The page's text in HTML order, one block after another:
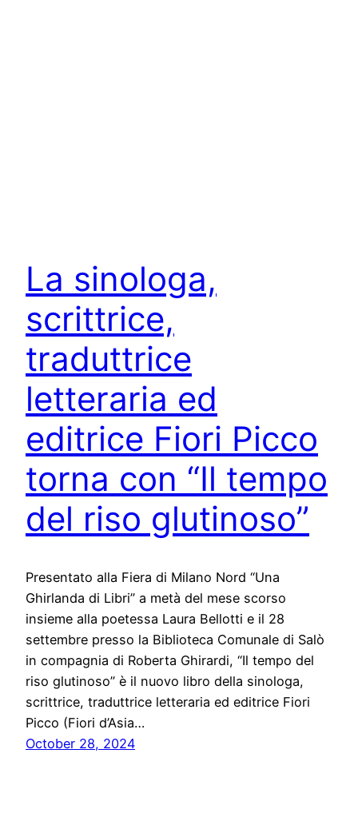
La sinologa,
scrittrice,
traduttrice
letteraria ed
editrice Fiori Picco
torna con “Il tempo
del riso glutinoso”
Presentato alla Fiera di Milano Nord “Una
Ghirlanda di Libri” a metà del mese scorso
insieme alla poetessa Laura Bellotti e il 28
settembre presso la Biblioteca Comunale di Salò
in compagnia di Roberta Ghirardi, “Il tempo del
riso glutinoso” è il nuovo libro della sinologa,
scrittrice, traduttrice letteraria ed editrice Fiori
Picco (Fiori d’Asia…
October 28, 2024